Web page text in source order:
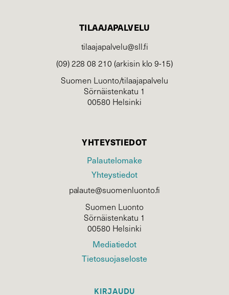
TILAAJAPALVELU
tilaajapalvelu@sll.fi
(09) 228 08 210 (arkisin klo 9-15)
Suomen Luonto/tilaajapalvelu
Sörnäistenkatu 1
00580 Helsinki
YHTEYSTIEDOT
Palautelomake
Yhteystiedot
palaute@suomenluonto.fi
Suomen Luonto
Sörnäistenkatu 1
00580 Helsinki
Mediatiedot
Tietosuojaseloste
KIRJAUDU